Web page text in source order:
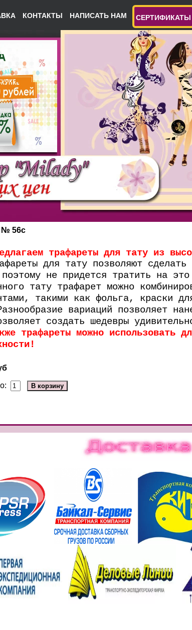
КОНТАКТЫ НАПИСАТЬ НАМ СЕРТИФИКАТЫ
№ 56c
трафареты для тату из
для тату позволяют
не придется тратить на
тату трафарет можно
такими как фольга, краски
вариаций позволяет
создать шедевры
трафареты можно использовать